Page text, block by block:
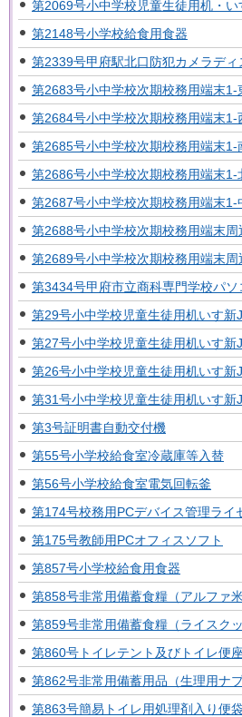
第2069号小中学校児童生徒用机・い
第2148号小学校給食用食器
第2339号甲府駅北口防犯カメラデ
第2683号小中学校次期校務用端末1-
第2684号小中学校次期校務用端末1-
第2685号小中学校次期校務用端末1-
第2686号小中学校次期校務用端末1-
第2687号小中学校次期校務用端末1-
第2688号小中学校次期校務用端末
第2689号小中学校次期校務用端末
第3434号甲府市立商科専門学校パソ
第29号小中学校児童生徒用机いす新
第27号小中学校児童生徒用机いす新
第26号小中学校児童生徒用机いす新
第31号小中学校児童生徒用机いす新
第3号証明書自動交付機
第55号小学校給食室冷蔵庫等入替
第56号小学校給食室電気回転釜
第174号校務用PCデバイス管理ライ
第175号教師用PCオフィスソフト
第857号小学校給食用食器
第858号非常用備蓄食糧（アルファ米
第859号非常用備蓄食糧（ライスクッ
第860号トイレテント及びトイレ便座
第862号非常用備蓄用品（生理用ナプ
第863号簡易トイレ用処理剤入り便